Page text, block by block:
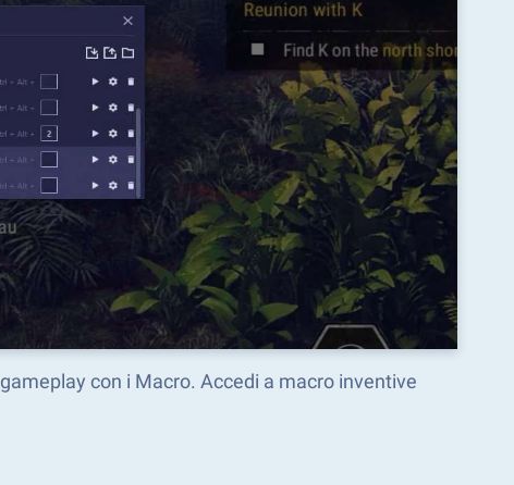
con i Macro. Accedi a macro inventive